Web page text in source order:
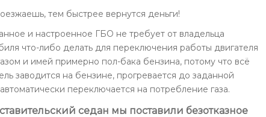
тем быстрее вернутся деньги!
и настроенное ГБО не требует от владельца
что-либо делать для переключения работы двигателя
и имей примерно пол-бака бензина, потому что всё
заводится на бензине, прогревается до заданной
переключается на потребление газа.
седан мы поставили безотказное